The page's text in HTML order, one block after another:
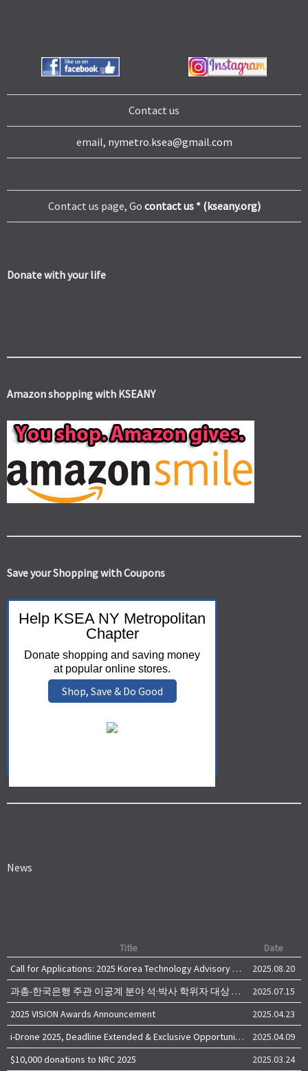
Contact us
email, nymetro.ksea@gmail.com
Contact us page, Go contact us * (kseany.org)
Donate with your life
Amazon shopping with KSEANY
Save your Shopping with Coupons
Help KSEA NY Metropolitan
Chapter
Donate shopping and saving money
at popular online stores.
Shop, Save & Do Good
News
Title
Date
Call for Applications: 2025 Korea Technology Advisory Group (K-TAG)
2025.08.20
과총-한국은행 주관 이공계 분야 석·박사 학위자 대상 서베이
2025.07.15
2025 VISION Awards Announcement
2025.04.23
i-Drone 2025, Deadline Extended & Exclusive Opportunity to Travel to Korea!
2025.04.09
$10,000 donations to NRC 2025
2025.03.24